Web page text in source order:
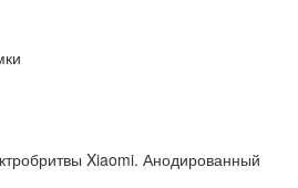
Xiaomi. Анодированный